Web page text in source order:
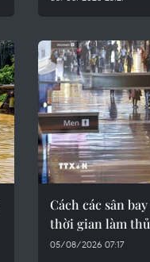
Cách các sân
thời gian làm
05/08/2026 07:17